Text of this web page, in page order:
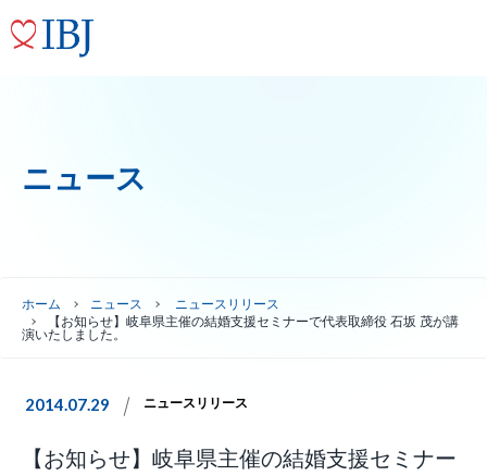
ニュース
ホーム ニュース
ニュースリリース
【お知らせ】岐阜県主催の結婚支援セミナーで代表取締役 石坂 茂が講
演いたしました。
2014.07.29 ニュースリリース
【お知らせ】岐阜県主催の結婚支援セミナー